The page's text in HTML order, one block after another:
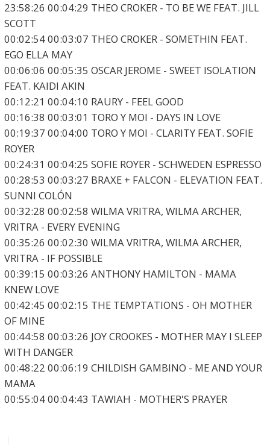
23:58:26 00:04:29 THEO CROKER - TO BE WE FEAT. JILL
SCOTT
00:02:54 00:03:07 THEO CROKER - SOMETHIN FEAT.
EGO ELLA MAY
00:06:06 00:05:35 OSCAR JEROME - SWEET ISOLATION
FEAT. KAIDI AKIN
00:12:21 00:04:10 RAURY - FEEL GOOD
00:16:38 00:03:01 TORO Y MOI - DAYS IN LOVE
00:19:37 00:04:00 TORO Y MOI - CLARITY FEAT. SOFIE
ROYER
00:24:31 00:04:25 SOFIE ROYER - SCHWEDEN ESPRESSO
00:28:53 00:03:27 BRAXE + FALCON - ELEVATION FEAT.
SUNNI COLÓN
00:32:28 00:02:58 WILMA VRITRA, WILMA ARCHER,
VRITRA - EVERY EVENING
00:35:26 00:02:30 WILMA VRITRA, WILMA ARCHER,
VRITRA - IF POSSIBLE
00:39:15 00:03:26 ANTHONY HAMILTON - MAMA
KNEW LOVE
00:42:45 00:02:15 THE TEMPTATIONS - OH MOTHER
OF MINE
00:44:58 00:03:26 JOY CROOKES - MOTHER MAY I SLEEP
WITH DANGER
00:48:22 00:06:19 CHILDISH GAMBINO - ME AND YOUR
MAMA
00:55:04 00:04:43 TAWIAH - MOTHER'S PRAYER